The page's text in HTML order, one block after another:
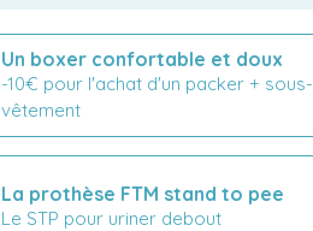
Un boxer confortable et doux
-10€ pour l'achat d'un packer + sous-
vêtement
La prothèse FTM stand to pee
Le STP pour uriner debout